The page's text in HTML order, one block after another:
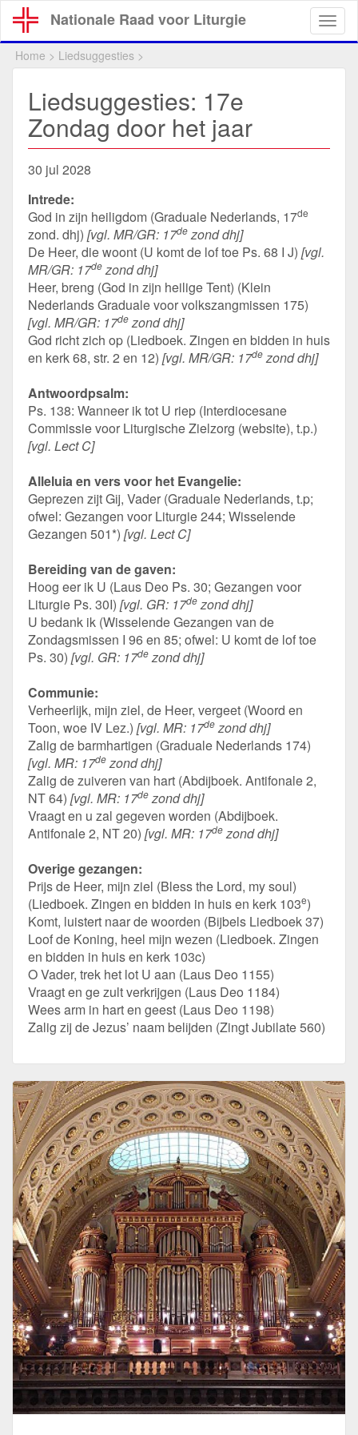
Overslaan
en
naar
Nationale Raad voor Liturgie
Home > Liedsuggesties >
Liedsuggesties: 17e
Zondag door het jaar
30 jul 2028
Intrede:
God in zijn heiligdom (Graduale Nederlands, 17de
zond. dhj) [vgl. MR/GR: 17dezond dhj]
De Heer, die woont (U komt de lof toe Ps. 68 I J) [vgl.
MR/GR: 17dezond dhj]
Heer, breng (God in zijn heilige Tent) (Klein
Nederlands Graduale voor volkszangmissen 175)
[vgl. MR/GR: 17dezond dhj]
God richt zich op (Liedboek. Zingen en bidden in huis
en kerk 68, str. 2 en 12) [vgl. MR/GR: 17dezond dhj]
Antwoordpsalm:
Ps. 138: Wanneer ik tot U riep (Interdiocesane
Commissie voor Liturgische Zielzorg (website), t.p.)
[vgl. Lect C]
Alleluia en vers voor het Evangelie:
Geprezen zijt Gij, Vader (Graduale Nederlands, t.p;
ofwel: Gezangen voor Liturgie 244; Wisselende
Gezangen 501*) [vgl. Lect C]
Bereiding van de gaven:
Hoog eer ik U (Laus Deo Ps. 30; Gezangen voor
Liturgie Ps. 30I) [vgl. GR: 17dezond dhj]
U bedank ik (Wisselende Gezangen van de
Zondagsmissen I 96 en 85; ofwel: U komt de lof toe
Ps. 30) [vgl. GR: 17dezond dhj]
Communie:
Verheerlijk, mijn ziel, de Heer, vergeet (Woord en
Toon, woe IV Lez.) [vgl. MR: 17dezond dhj]
Zalig de barmhartigen (Graduale Nederlands 174)
[vgl. MR: 17dezond dhj]
Zalig de zuiveren van hart (Abdijboek. Antifonale 2,
NT 64) [vgl. MR: 17dezond dhj]
Vraagt en u zal gegeven worden (Abdijboek.
Antifonale 2, NT 20) [vgl. MR: 17dezond dhj]
Overige gezangen:
Prijs de Heer, mijn ziel (Bless the Lord, my soul)
(Liedboek. Zingen en bidden in huis en kerk 103e)
Komt, luistert naar de woorden (Bijbels Liedboek 37)
Loof de Koning, heel mijn wezen (Liedboek. Zingen
en bidden in huis en kerk 103c)
O Vader, trek het lot U aan (Laus Deo 1155)
Vraagt en ge zult verkrijgen (Laus Deo 1184)
Wees arm in hart en geest (Laus Deo 1198)
Zalig zij de Jezus’ naam belijden (Zingt Jubilate 560)